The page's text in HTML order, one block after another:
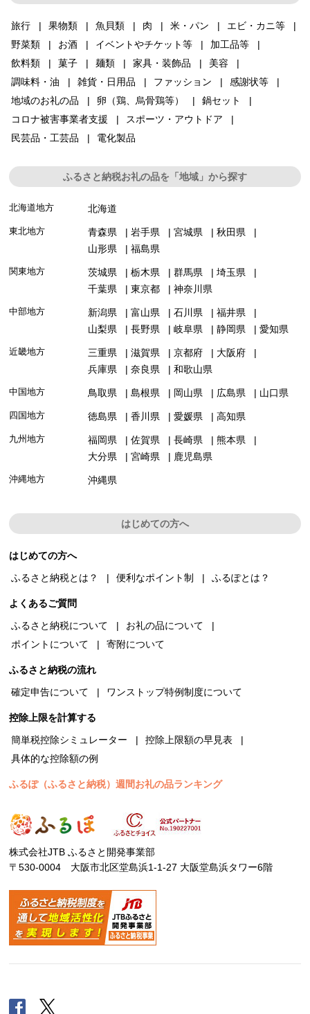
旅行 果物類 魚貝類 肉 米・パン
エビ・カニ等
野菜類
お酒 イベントやチケット等
加工品等
飲料類
菓子 麺類 家具・装飾品
美容
調味料・油
雑貨・日用品 ファッション
感謝状等
地域のお礼の品
卵（鶏、烏骨鶏等）
鍋セット
コロナ被害事業者支援
スポーツ・アウトドア
民芸品・工芸品
電化製品
ふるさと納税お礼の品を「地域」から探す
北海道地方 北海道
東北地方 青森県 岩手県 宮城県
秋田県
山形県
福島県
関東地方 茨城県 栃木県 群馬県
埼玉県
千葉県
東京都 神奈川県
中部地方 新潟県 富山県 石川県
福井県
山梨県
長野県 岐阜県 静岡県 愛知県
近畿地方 三重県 滋賀県 京都府
大阪府
兵庫県
奈良県 和歌山県
中国地方 鳥取県 島根県 岡山県 広島県 山口県
四国地方 徳島県 香川県 愛媛県 高知県
九州地方 福岡県 佐賀県 長崎県
熊本県
大分県
宮崎県 鹿児島県
沖縄地方 沖縄県
はじめての方へ
はじめての方へ
ふるさと納税とは？
便利なポイント制 ふるぽとは？
よくあるご質問
ふるさと納税について
お礼の品について
ポイントについて
寄附について
ふるさと納税の流れ
確定申告について
ワンストップ特例制度について
控除上限を計算する
簡単税控除シミュレーター
控除上限額の早見表
具体的な控除額の例
ふるぽ（ふるさと納税）週間お礼の品ランキング
株式会社JTB ふるさと開発事業部
〒530-0004 大阪市北区堂島浜1-1-27 大阪堂島浜タワー6階
Facebook